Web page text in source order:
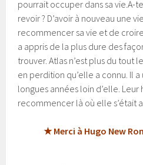
pourrait occuper dans sa vie.A-
revoir ? D’avoir à nouveau une
recommencer sa vie et de
a appris de la plus dure des
trouver. Atlas n’est plus du tout
en perdition qu’elle a connu. Il
longues années loin d’elle.
recommencer là où elle s’était
★ Merci à Hugo New